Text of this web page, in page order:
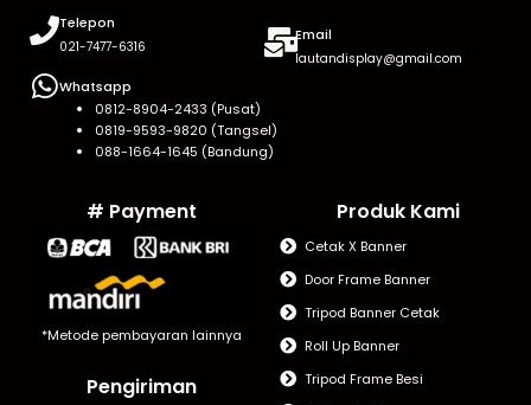
Telepon
021-7477-6316
Email
lautandisplay@gmail.com
Whatsapp
0812-8904-2433 (Pusat)
0819-9593-9820 (Tangsel)
088-1664-1645 (Bandung)
# Payment
*Metode pembayaran lainnya
Pengiriman
Produk Kami
Cetak X Banner
Door Frame Banner
Tripod Banner Cetak
Roll Up Banner
Tripod Frame Besi